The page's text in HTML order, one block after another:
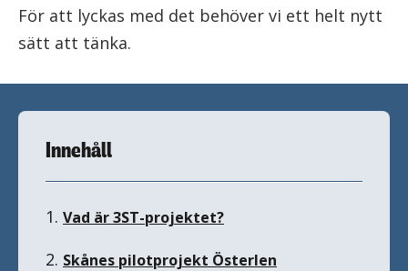
För att lyckas med det behöver vi ett helt nytt
sätt att tänka.
Innehåll
1. Vad är 3ST-projektet?
2. Skånes pilotprojekt Österlen